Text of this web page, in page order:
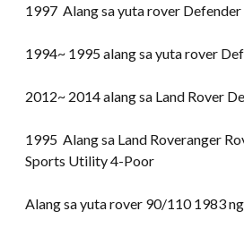
1997 Alang sa yuta rover Defender
1994~ 1995 alang sa yuta rover
2012~ 2014 alang sa Land Rover
1995 Alang sa Land Roveranger
Sports Utility 4-Poor
Alang sa yuta rover 90/110 1983